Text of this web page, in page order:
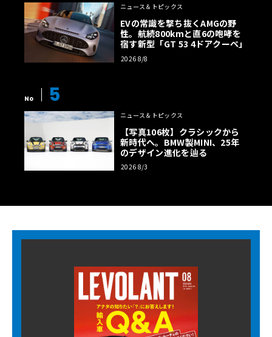
ニュース＆トピックス
EVの常識を撃ち抜くAMGの野
性。航続800kmと直6の咆哮を
宿す新型「GT 53 4ドアクーペ」
2026 8/8
No 5
ニュース＆トピックス
【写真106枚】クラシックから
新時代へ。BMW製MINI、25年
のデザイン進化を辿る
2026 8/3